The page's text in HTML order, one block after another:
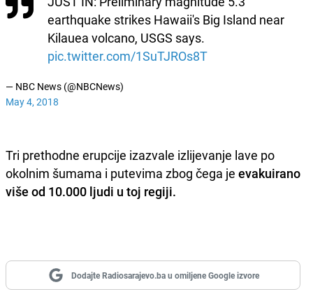
earthquake strikes Hawaii's Big Island near
Kilauea volcano, USGS says.
pic.twitter.com/1SuTJROs8T
— NBC News (@NBCNews)
May 4, 2018
Tri prethodne erupcije izazvale izlijevanje lave po
okolnim šumama i putevima zbog čega je evakuirano
više od 10.000 ljudi u toj regiji.
Dodajte Radiosarajevo.ba u omiljene Google izvore